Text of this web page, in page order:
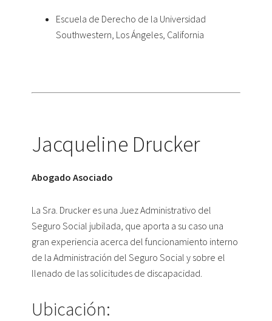
Escuela de Derecho de la Universidad
Southwestern, Los Ángeles, California
Jacqueline Drucker
Abogado Asociado
La Sra. Drucker es una Juez Administrativo del
Seguro Social jubilada, que aporta a su caso una
gran experiencia acerca del funcionamiento interno
de la Administración del Seguro Social y sobre el
llenado de las solicitudes de discapacidad.
Ubicación: